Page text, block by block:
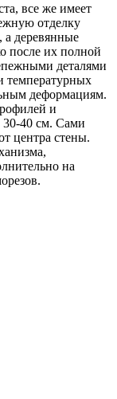
все же имеет
отделку
а деревянные
после их полной
деталями
температурных
деформациям.
и
30-40 см. Сами
центра стены.
на